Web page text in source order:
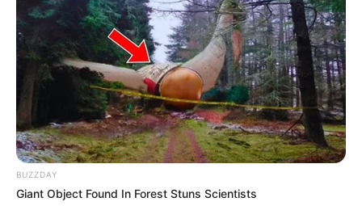
ПАРТНЕРСЬКІ МАТЕРІАЛИ ПОДІЇ
Попит на нерухомість в
Ужгороді зростає – аналітика
девелопера підтверджує
загальнонаціональний інтерес
07.08.2026
BUZZDAY
Giant Object Found In Forest Stuns Scientists